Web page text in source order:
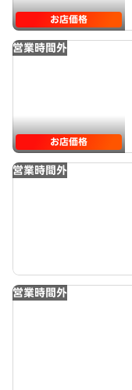
お店価格
営業時間外
お店価格
営業時間外
営業時間外